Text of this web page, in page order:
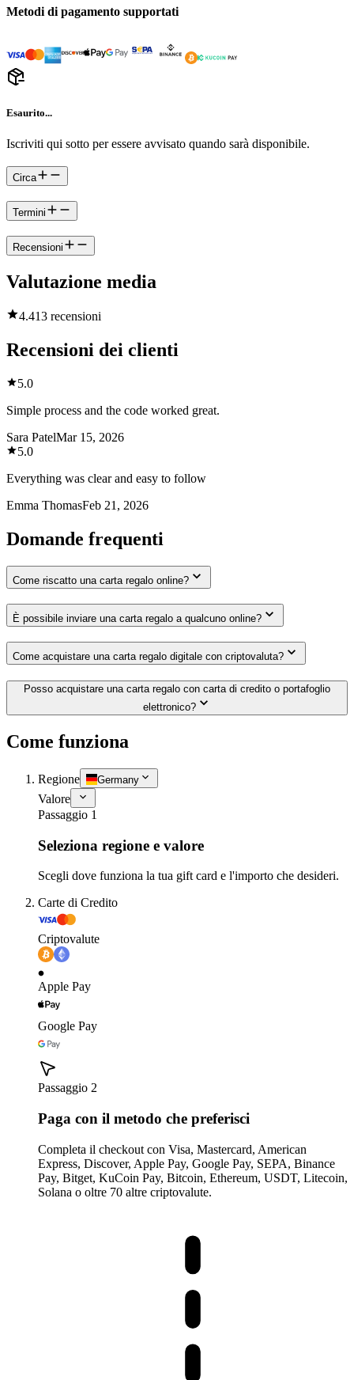
Metodi di pagamento supportati
Esaurito...
Iscriviti qui sotto per essere avvisato quando sarà disponibile.
Circa
Termini
Recensioni
Valutazione media
4.413 recensioni
Recensioni dei clienti
5.0
Simple process and the code worked great.
Sara PatelMar 15, 2026
5.0
Everything was clear and easy to follow
Emma ThomasFeb 21, 2026
Domande frequenti
Come riscatto una carta regalo online?
È possibile inviare una carta regalo a qualcuno online?
Come acquistare una carta regalo digitale con criptovaluta?
Posso acquistare una carta regalo con carta di credito o portafoglio
elettronico?
Come funziona
Regione Germany
Valore
Passaggio 1
Seleziona regione e valore
Scegli dove funziona la tua gift card e l'importo che desideri.
Carte di Credito
Criptovalute
Apple Pay
Google Pay
Passaggio 2
Paga con il metodo che preferisci
Completa il checkout con Visa, Mastercard, American
Express, Discover, Apple Pay, Google Pay, SEPA, Binance
Pay, Bitget, KuCoin Pay, Bitcoin, Ethereum, USDT, Litecoin,
Solana o oltre 70 altre criptovalute.